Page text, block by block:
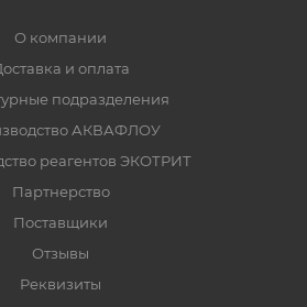
О компании
и оплата
подразделения
АКВАФЛОУ
реагентов ЭКОТРИТ
Партнерство
Поставщики
Отзывы
Реквизиты